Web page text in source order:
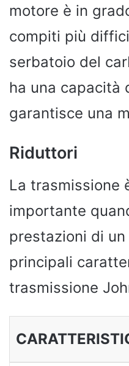
motore è in
compiti più
serbatoio del
ha una capacità
garantisce una
Riduttori
La trasmissione
importante
prestazioni di
principali
trasmissione